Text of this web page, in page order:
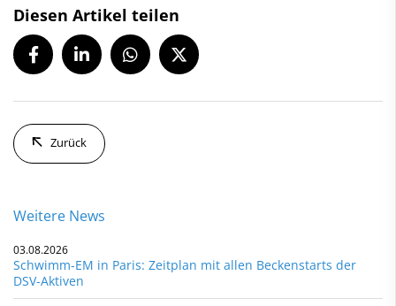
Diesen Artikel teilen
Zurück
Weitere News
03.08.2026
Schwimm-EM in Paris: Zeitplan mit allen Beckenstarts der
DSV-Aktiven